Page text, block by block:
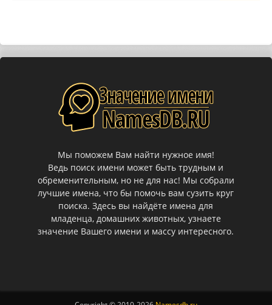
Мы поможем Вам найти нужное имя!
Ведь поиск имени может быть трудным и
обременительным, но не для нас! Мы собрали
лучшие имена, что бы помочь вам сузить круг
поиска. Здесь вы найдёте имена для
младенца, домашних животных, узнаете
значение Вашего имени и массу интересного.